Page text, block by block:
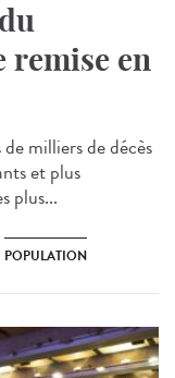
remise en
milliers de décès
et plus
plus...
POPULATION